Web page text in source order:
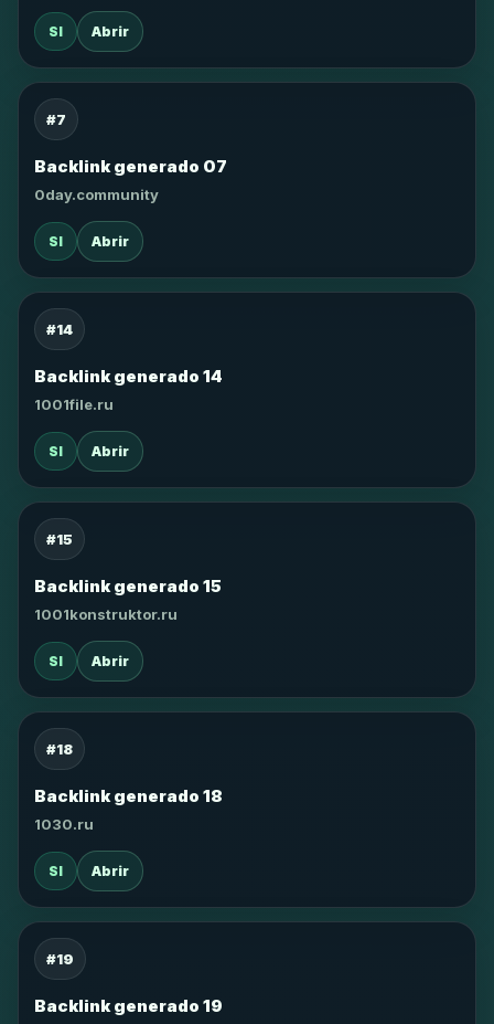
SI Abrir
#7
Backlink generado 07
0day.community
SI Abrir
#14
Backlink generado 14
1001file.ru
SI Abrir
#15
Backlink generado 15
1001konstruktor.ru
SI Abrir
#18
Backlink generado 18
1030.ru
SI Abrir
#19
Backlink generado 19